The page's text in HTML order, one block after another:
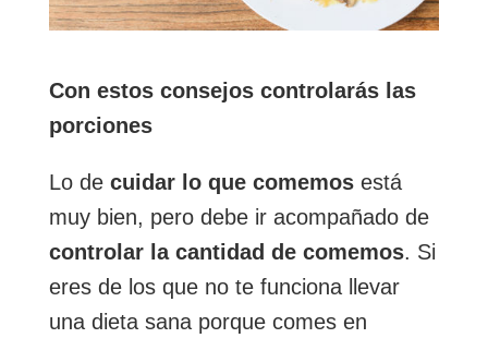
Con estos consejos controlarás las
porciones
Lo de cuidar lo que comemosestá
muy bien, pero debe ir acompañado de
controlar la cantidad de comemos. Si
eres de los que no te funciona llevar
una dieta sana porque comes en